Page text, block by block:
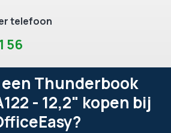
telefoon
56
Thunderbook
- 12,2" kopen bij